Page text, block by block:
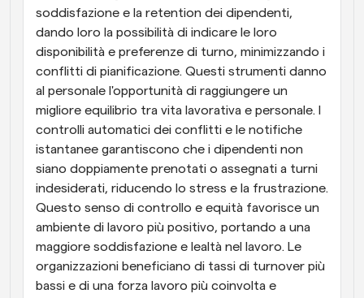
soddisfazione e la retention dei dipendenti,
dando loro la possibilità di indicare le loro
disponibilità e preferenze di turno, minimizzando i
conflitti di pianificazione. Questi strumenti danno
al personale l'opportunità di raggiungere un
migliore equilibrio tra vita lavorativa e personale. I
controlli automatici dei conflitti e le notifiche
istantanee garantiscono che i dipendenti non
siano doppiamente prenotati o assegnati a turni
indesiderati, riducendo lo stress e la frustrazione.
Questo senso di controllo e equità favorisce un
ambiente di lavoro più positivo, portando a una
maggiore soddisfazione e lealtà nel lavoro. Le
organizzazioni beneficiano di tassi di turnover più
bassi e di una forza lavoro più coinvolta e